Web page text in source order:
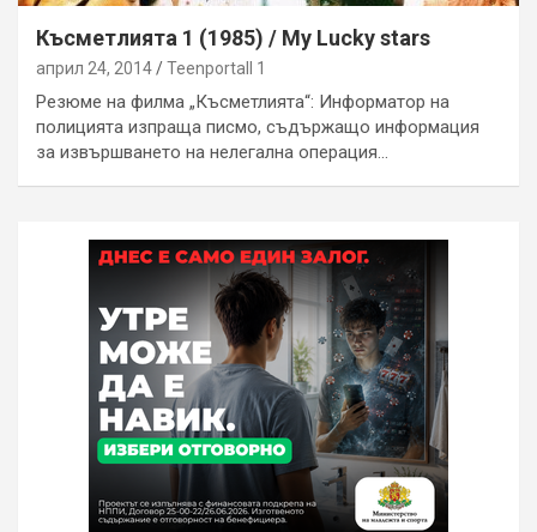
Късметлията 1 (1985) / My Lucky stars
април 24, 2014 Teenportall 1
Резюме на филма „Късметлията“: Информатор на
полицията изпраща писмо, съдържащо информация
за извършването на нелегална операция…